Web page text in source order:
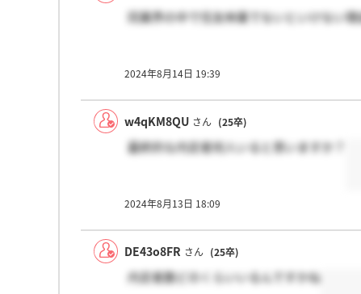
同業界の中で住友林業でないといけない
2024年8月14日 19:39
w4qKM8QU さん (25卒)
最終的な内定者何人いると思いますか？
2024年8月13日 18:09
DE43o8FR さん (25卒)
内定者数どのくらいいるんですかね